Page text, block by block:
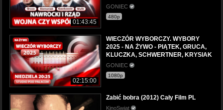
01:43:45
GONIEC
480p
02:15:00
WIECZÓR WYBORCZY. WYBORY
2025 - NA ŻYWO - PIĄTEK, GRUCA,
KLUCZKA, SCHWERTNER, KRYSIAK
GONIEC
1080p
Zabić bobra (2012) Cały Film PL
KinoSwiat